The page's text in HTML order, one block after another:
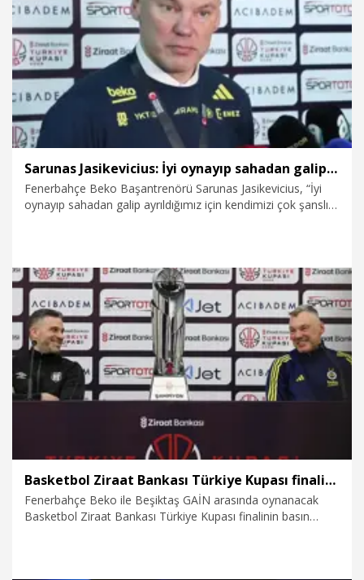
1.03.2026 Spor
Sarunas Jasikevicius: İyi oynayıp sahadan galip ayrıldığımız için kendimizi çok şanslı hissediyoruz
Fenerbahçe Beko Başantrenörü Sarunas Jasikevicius, “İyi
oynayıp sahadan galip ayrıldığımız için kendimizi çok şanslı
oynadığında yenilmesi çok zor bir takım oluyoruz” dedi.
22.02.2026 Spor
Basketbol Ziraat Bankası Türkiye Kupası finalinin basın toplantısı düzenlendi
Fenerbahçe Beko ile Beşiktaş GAİN arasında oynanacak
Basketbol Ziraat Bankası Türkiye Kupası finalinin basın